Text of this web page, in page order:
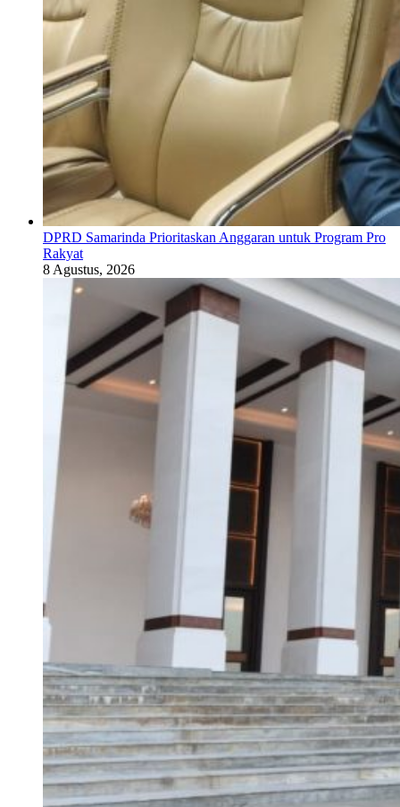
DPRD Samarinda Prioritaskan Anggaran untuk Program Pro
Rakyat
8 Agustus, 2026